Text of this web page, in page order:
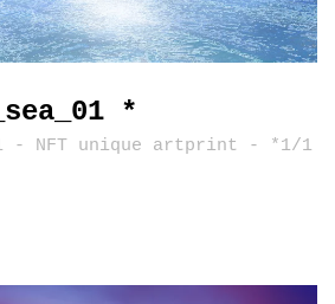
*
- NFT unique artprint - *1/1